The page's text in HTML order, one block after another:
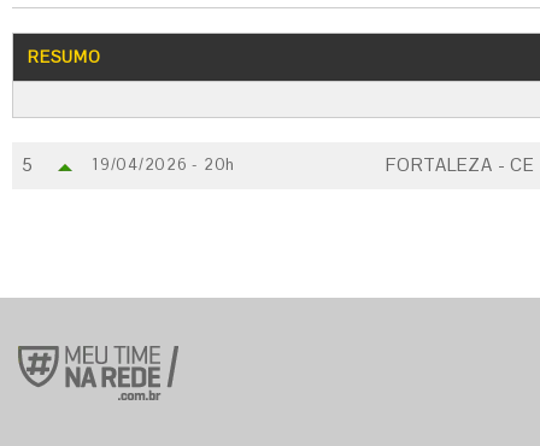
RESUMO
5 19/04/2026 - 20h FORTALEZA - CE